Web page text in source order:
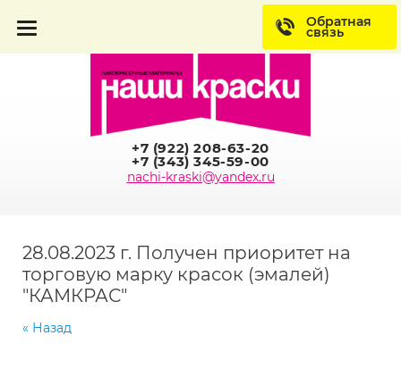
Обратная
связь
+7 (922) 208-63-20
+7 (343) 345-59-00
nachi-kraski@yandex.ru
28.08.2023 г. Получен приоритет на
торговую марку красок (эмалей)
"КАМКРАС"
« Назад